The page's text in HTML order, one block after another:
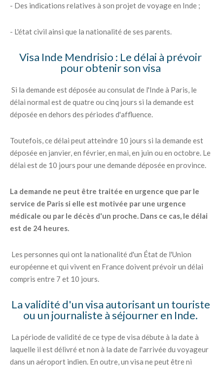
- Des indications relatives à son projet de voyage en Inde ;
- L'état civil ainsi que la nationalité de ses parents.
Visa Inde Mendrisio : Le délai à prévoir
pour obtenir son visa
Si la demande est déposée au consulat de l'Inde à Paris, le
délai normal est de quatre ou cinq jours si la demande est
déposée en dehors des périodes d'affluence.
Toutefois, ce délai peut atteindre 10 jours si la demande est
déposée en janvier, en février, en mai, en juin ou en octobre. Le
délai est de 10 jours pour une demande déposée en province.
La demande ne peut être traitée en urgence que par le
service de Paris si elle est motivée par une urgence
médicale ou par le décès d'un proche. Dans ce cas, le délai
est de 24 heures.
Les personnes qui ont la nationalité d'un État de l'Union
européenne et qui vivent en France doivent prévoir un délai
compris entre 7 et 10 jours.
La validité d'un visa autorisant un touriste
ou un journaliste à séjourner en Inde.
La période de validité de ce type de visa débute à la date à
laquelle il est délivré et non à la date de l'arrivée du voyageur
dans un aéroport indien. En outre, un visa ne peut être ni